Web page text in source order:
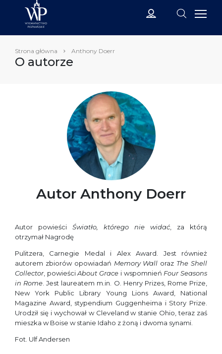
Strona główna Anthony Doerr
O autorze
Autor Anthony Doerr
Autor powieści Światło, którego nie widać , za którą
otrzymał Nagrodę
Pulitzera, Carnegie Medal i Alex Award. Jest również
autorem zbiorów opowiadań Memory Wall oraz The Shell
Collector, powieściAbout Grace i wspomnień Four Seasons
in Rome . Jest laureatem m.in. O. Henry Prizes, Rome Prize,
New York Public Library Young Lions Award, National
Magazine Award, stypendium Guggenheima i Story Prize.
Urodził się i wychował w Cleveland w stanie Ohio, teraz zaś
mieszka w Boise w stanie Idaho z żoną i dwoma synami.
Fot. Ulf Andersen